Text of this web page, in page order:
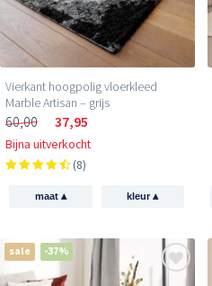
Vierkant hoogpolig vloerkleed
Marble Artisan – grijs
60,00 37,95
Bijna uitverkocht
(8)
maat ▴ kleur▴
sale -37%